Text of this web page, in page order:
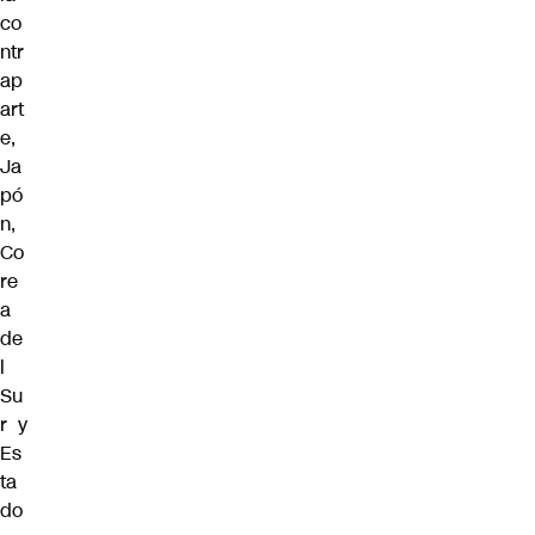
co
ntr
ap
art
e,
Ja
pó
n,
Co
re
a
de
l
Su
r y
Es
ta
do